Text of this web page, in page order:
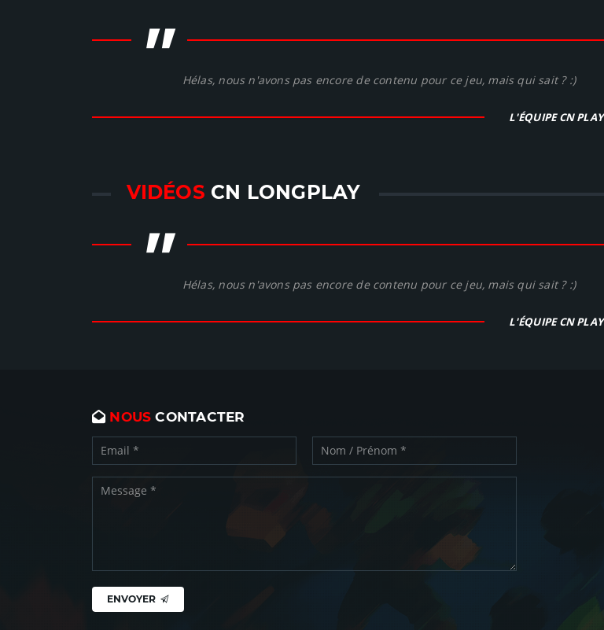
" Hélas, nous n'avons pas encore de contenu pour ce jeu, mais qui sait ? :)
L'ÉQUIPE CN PLAY
VIDÉOS CN LONGPLAY
" Hélas, nous n'avons pas encore de contenu pour ce jeu, mais qui sait ? :)
L'ÉQUIPE CN PLAY
NOUS CONTACTER
ENVOYER